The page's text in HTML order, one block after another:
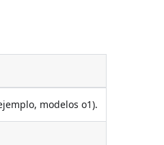
modelos o1).